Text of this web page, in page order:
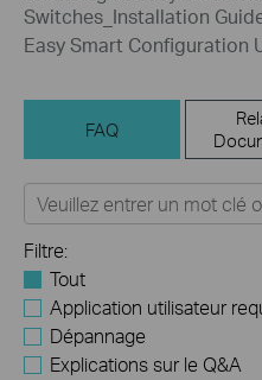
Switches_Installation
Easy Smart Configuration
FAQ
Filtre:
Tout
Application utilisateur
Dépannage
Explications sur le Q&A